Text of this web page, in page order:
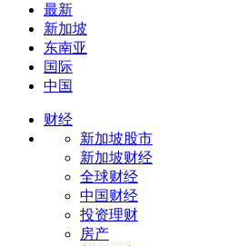
最新
新加坡
东南亚
国际
中国
财经
新加坡股市
新加坡财经
全球财经
中国财经
投资理财
房产